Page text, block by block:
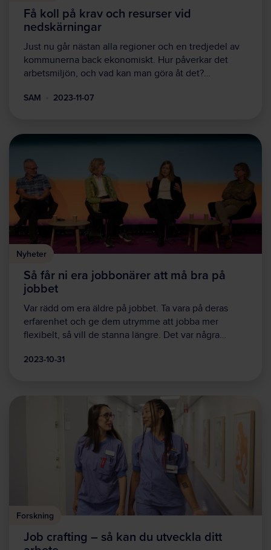
Få koll på krav och resurser vid
nedskärningar
Just nu går nästan alla regioner och en tredjedel av
kommunerna back ekonomiskt. Hur påverkar det
arbetsmiljön, och vad kan man göra åt det?…
SAM 2023-11-07
Nyheter
Så får ni era jobbonärer att må bra på
jobbet
Var rädd om era äldre på jobbet. Ta vara på deras
erfarenhet och ge dem utrymme att jobba mer
flexibelt, så vill de stanna längre. Det var några…
2023-10-31
Forskning
Job crafting – så kan du utveckla ditt